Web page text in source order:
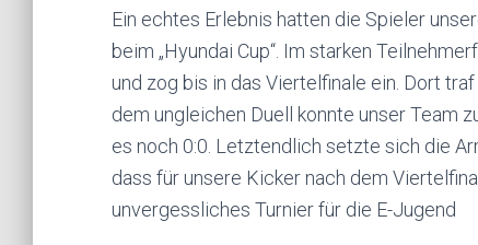
Ein echtes Erlebnis hatten die Spieler
beim „Hyundai Cup“. Im starken
und zog bis in das Viertelfinale ein. Dort
dem ungleichen Duell konnte unser Team
es noch 0:0. Letztendlich setzte sich die
dass für unsere Kicker nach dem
unvergessliches Turnier für die E-Jugend